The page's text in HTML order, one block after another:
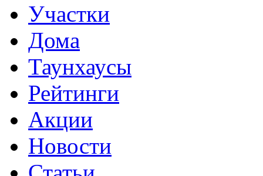
Участки
Дома
Таунхаусы
Рейтинги
Акции
Новости